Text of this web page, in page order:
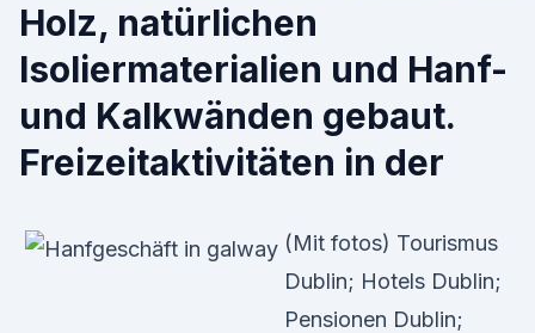
Holz, natürlichen
Isoliermaterialien und Hanf-
und Kalkwänden gebaut.
Freizeitaktivitäten in der
(Mit fotos) Tourismus
Dublin; Hotels Dublin;
Pensionen Dublin;